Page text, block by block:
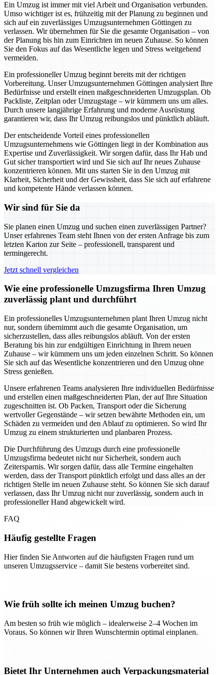
Ein Umzug ist immer mit viel Arbeit und Organisation verbunden.
Umso wichtiger ist es, frühzeitig mit der Planung zu beginnen und
sich auf ein zuverlässiges Umzugsunternehmen Göttingen zu
verlassen. Wir übernehmen für Sie die gesamte Organisation – von
der Planung bis hin zum Einrichten im neuen Zuhause. So können
Sie den Fokus auf das Wesentliche legen und Stress weitgehend
vermeiden.
Ein professioneller Umzug beginnt bereits mit der richtigen
Vorbereitung. Unser Umzugsunternehmen Göttingen analysiert Ihre
Bedürfnisse und erstellt einen maßgeschneiderten Umzugsplan. Ob
Packliste, Zeitplan oder Umzugstage – wir kümmern uns um alles.
Durch unsere langjährige Erfahrung und moderne Ausrüstung
garantieren wir, dass Ihr Umzug reibungslos und pünktlich abläuft.
Der entscheidende Vorteil eines professionellen
Umzugsunternehmens wie Göttingen liegt in der Kombination aus
Expertise und Zuverlässigkeit. Wir sorgen dafür, dass Ihr Hab und
Gut sicher transportiert wird und Sie sich auf Ihr neues Zuhause
konzentrieren können. Mit uns starten Sie in den Umzug mit
Klarheit, Sicherheit und der Gewissheit, dass Sie sich auf erfahrene
und kompetente Hände verlassen können.
Wir sind für Sie da
Sie planen einen Umzug und suchen einen zuverlässigen Partner?
Unser erfahrenes Team steht Ihnen von der ersten Anfrage bis zum
letzten Karton zur Seite – professionell, transparent und
termingerecht.
Jetzt schnell vergleichen
Wie eine professionelle Umzugsfirma Ihren Umzug
zuverlässig plant und durchführt
Ein professionelles Umzugsunternehmen plant Ihren Umzug nicht
nur, sondern übernimmt auch die gesamte Organisation, um
sicherzustellen, dass alles reibungslos abläuft. Von der ersten
Beratung bis hin zur endgültigen Einrichtung in Ihrem neuen
Zuhause – wir kümmern uns um jeden einzelnen Schritt. So können
Sie sich auf das Wesentliche konzentrieren und den Umzug ohne
Stress genießen.
Unsere erfahrenen Teams analysieren Ihre individuellen Bedürfnisse
und erstellen einen maßgeschneiderten Plan, der auf Ihre Situation
zugeschnitten ist. Ob Packen, Transport oder die Sicherung
wertvoller Gegenstände – wir setzen bewährte Methoden ein, um
Schäden zu vermeiden und den Ablauf zu optimieren. So wird Ihr
Umzug zu einem strukturierten und planbaren Prozess.
Die Durchführung des Umzugs durch eine professionelle
Umzugsfirma bedeutet nicht nur Sicherheit, sondern auch
Zeitersparnis. Wir sorgen dafür, dass alle Termine eingehalten
werden, dass der Transport pünktlich erfolgt und dass alles an der
richtigen Stelle im neuen Zuhause steht. So können Sie sich darauf
verlassen, dass Ihr Umzug nicht nur zuverlässig, sondern auch in
professioneller Hand abgewickelt wird.
FAQ
Häufig gestellte Fragen
Hier finden Sie Antworten auf die häufigsten Fragen rund um
unseren Umzugsservice – damit Sie bestens vorbereitet sind.
Wie früh sollte ich meinen Umzug buchen?
Am besten so früh wie möglich – idealerweise 2–4 Wochen im
Voraus. So können wir Ihren Wunschtermin optimal einplanen.
Bietet Ihr Unternehmen auch Verpackungsmaterial